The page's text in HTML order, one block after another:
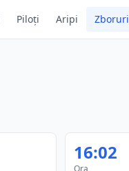
Piloți Aripi Zboruri
16:02
Ora